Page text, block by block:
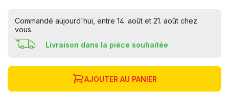
Commandé aujourd'hui, entre 14. août et 21. août chez
vous.
Livraison dans la pièce souhaitée
AJOUTER AU PANIER